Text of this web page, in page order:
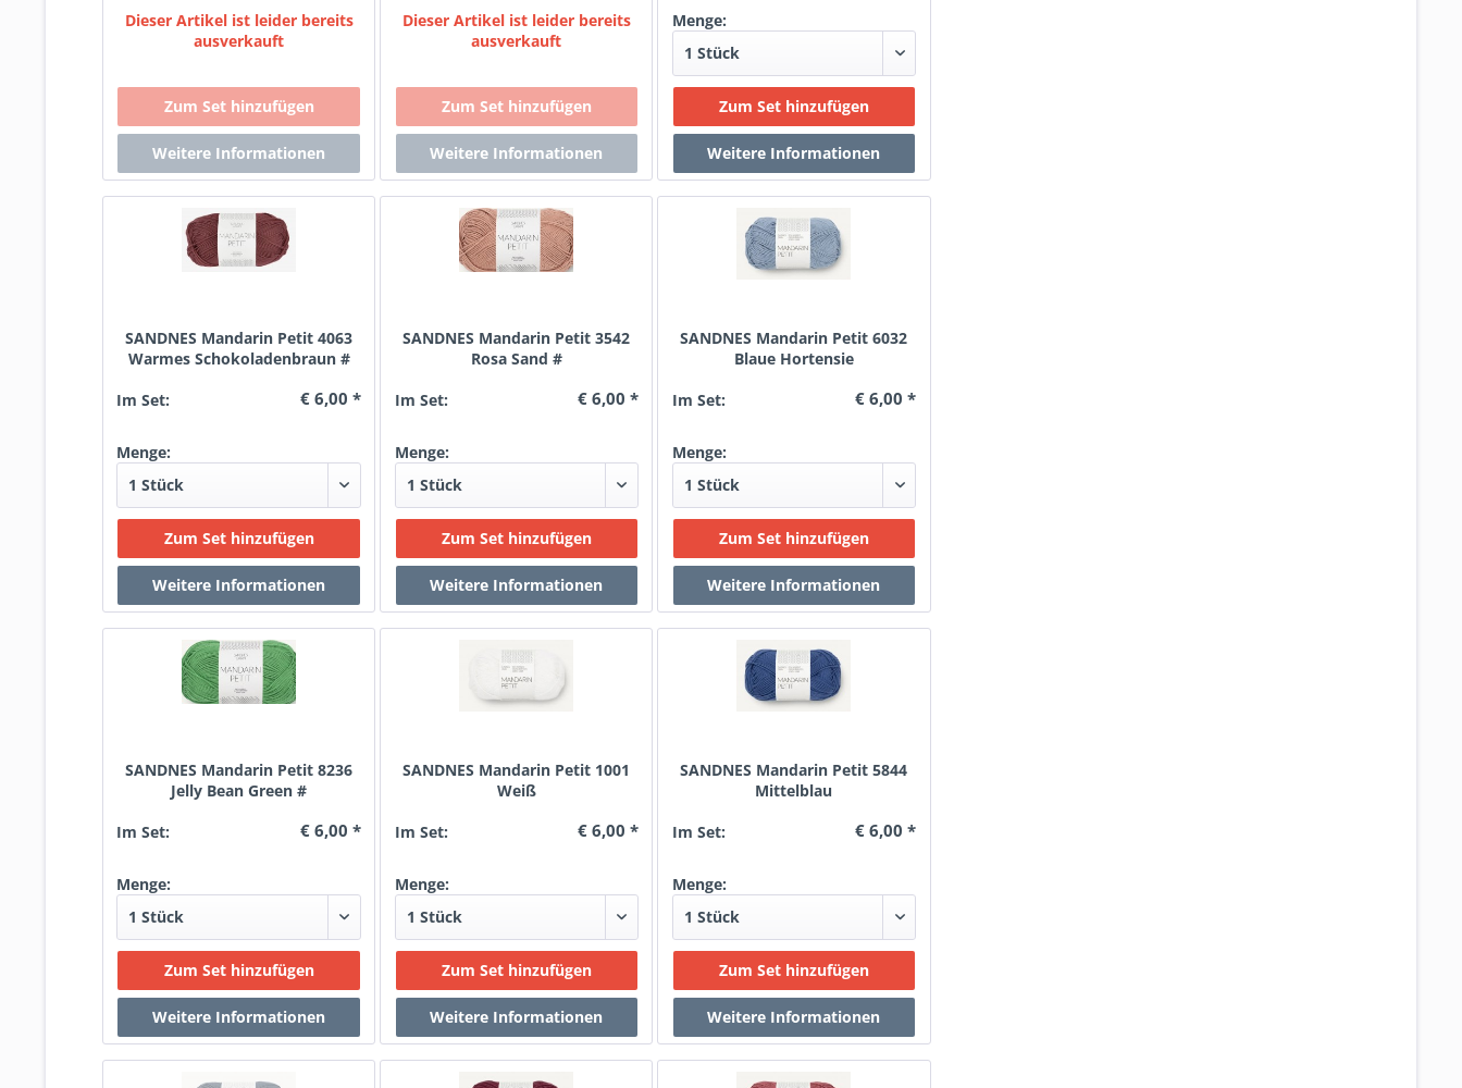
Dieser Artikel ist leider bereits
ausverkauft
Dieser Artikel ist leider bereits
ausverkauft
Menge:
SANDNES Mandarin Petit 4063
Warmes Schokoladenbraun #
Im Set:
€ 6,00 *
Menge:
SANDNES Mandarin Petit 3542
Rosa Sand #
Im Set:
€ 6,00 *
Menge:
SANDNES Mandarin Petit 6032
Blaue Hortensie
Im Set:
€ 6,00 *
Menge:
SANDNES Mandarin Petit 8236
Jelly Bean Green #
Im Set:
€ 6,00 *
Menge:
SANDNES Mandarin Petit 1001
Weiß
Im Set:
€ 6,00 *
Menge:
SANDNES Mandarin Petit 5844
Mittelblau
Im Set:
€ 6,00 *
Menge: